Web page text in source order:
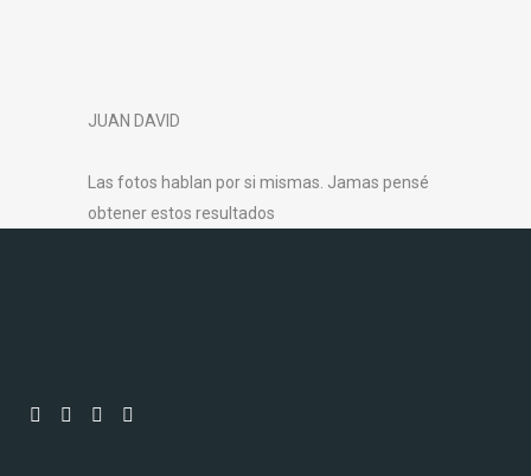
JUAN DAVID
Las fotos hablan por si mismas. Jamas pensé
obtener estos resultados